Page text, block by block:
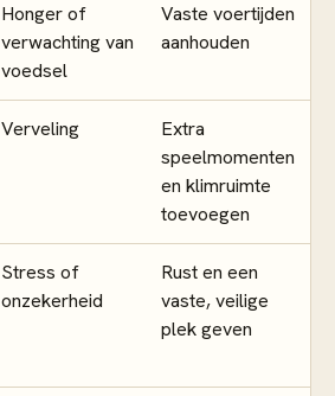
Honger of
verwachting van
voedsel
Vaste voertijden
aanhouden
Verveling
Extra
speelmomenten
en klimruimte
toevoegen
Stress of
onzekerheid
Rust en een
vaste, veilige
plek geven